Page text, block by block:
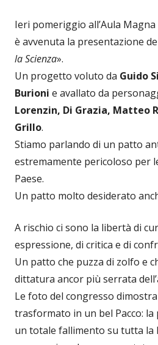
Ieri pomeriggio all’Aula
è avvenuta la presentazione
la Scienza».
Un progetto voluto da Guido
Burioni e avallato da
Lorenzin, Di Grazia, Matteo
Grillo.
Stiamo parlando di un patto
estremamente pericoloso per
Paese.
Un patto molto desiderato
A rischio ci sono la libertà di
espressione, di critica e di
Un patto che puzza di zolfo e
dittatura ancor più serrata
Le foto del congresso
trasformato in un bel Pacco:
un totale fallimento su tutta la